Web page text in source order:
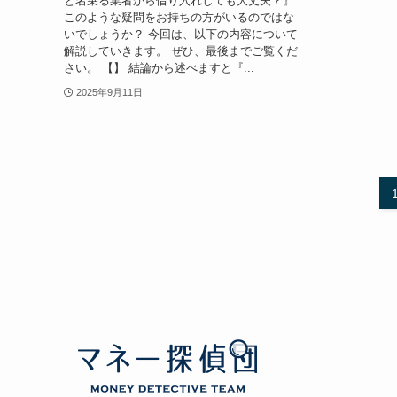
このような疑問をお持ちの方がいるのではな
いでしょうか？ 今回は、以下の内容について
解説していきます。 ぜひ、最後までご覧くだ
さい。 【】 結論から述べますと『...
2025年9月11日
1